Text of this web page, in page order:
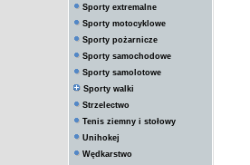
Sporty extremalne
Sporty motocyklowe
Sporty pożarnicze
Sporty samochodowe
Sporty samolotowe
Sporty walki
Strzelectwo
Tenis ziemny i stołowy
Unihokej
Wędkarstwo